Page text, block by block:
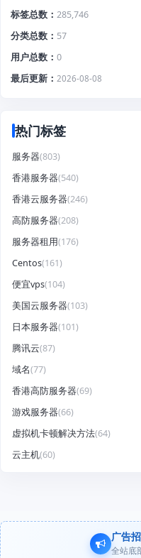
标签总数
285,746
分类总数
57
用户总数
0
最后更新
2026-08-08
热门标签
服务器(803)
香港服务器(540)
香港云服务器(246)
高防服务器(208)
服务器租用(176)
Centos(161)
便宜vps(104)
美国云服务器(103)
日本服务器(101)
腾讯云(87)
域名(77)
香港高防服务器(69)
游戏服务器(66)
虚拟机卡顿解决方法(64)
云主机(60)
广告
全站底